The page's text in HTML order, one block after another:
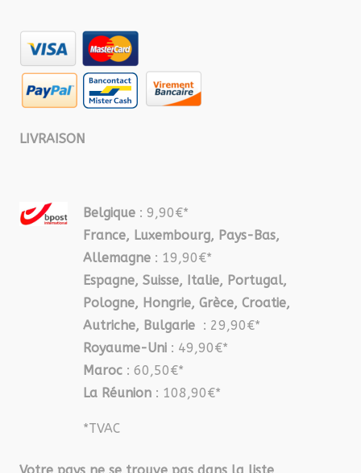
LIVRAISON
Belgique : 9,90€*
France, Luxembourg, Pays-Bas,
Allemagne : 19,90€*
Espagne, Suisse, Italie, Portugal,
Pologne, Hongrie, Grèce, Croatie,
Autriche, Bulgarie : 29,90€*
Royaume-Uni : 49,90€*
Maroc : 60,50€*
La Réunion : 108,90€*
*TVAC